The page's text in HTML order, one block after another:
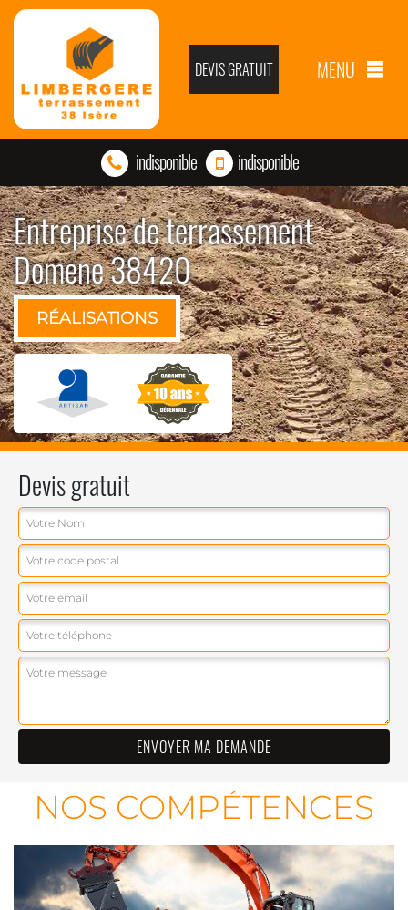
DEVIS GRATUIT MENU
indisponible indisponible
Entreprise de terrassement
Domene 38420
RÉALISATIONS
Devis gratuit
NOS COMPÉTENCES